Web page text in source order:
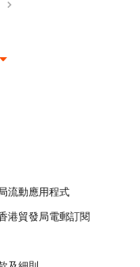
流動應用程式
港貿發局電郵訂閱